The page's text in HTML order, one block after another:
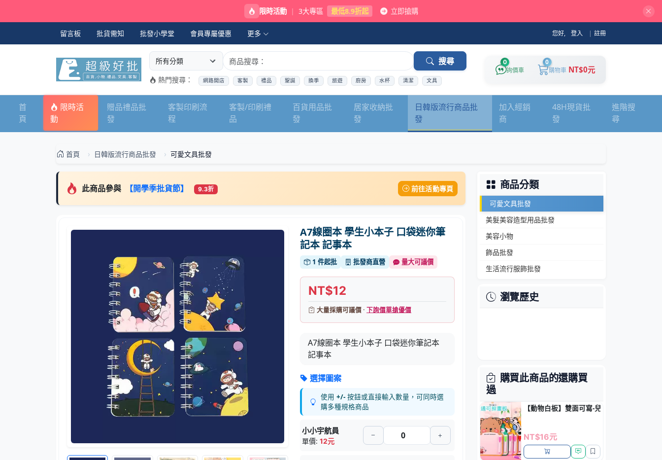
限時活動 | 3大專區 最低8.9折起 立即搶購
留言板 批貨需知 批發小學堂 會員專屬優惠 更多 您好, 登入 | 註冊
選擇商品分類
搜尋商品關鍵字 搜尋
熱門搜尋： 網路開店 客製 禮品 聖誕 換季 旅遊 廚房 水杯 清潔 文具
0
詢價車
0
購物車 NT$0元
首
頁
限時活
動
贈品禮品批
發
客製印刷流
程
客製/印刷禮
品
百貨用品批
發
居家收納批
發
日韓版流行商品批
發
加入經銷
商
48H現貨批
發
進階搜
尋
首頁 日韓版流行商品批發 可愛文具批發
此商品參與 【開學季批貨節】 9.3折 前往活動專頁
A7線圈本 學生小本子 口袋迷你筆
記本 記事本
1 件起批 批發商直營 量大可議價
NT$12
大量採購可議價 ·下詢價單搶優價
A7線圈本 學生小本子 口袋迷你筆記本
記事本
選擇圖案
使用+/- 按鈕或直接輸入數量，可同時選
購多種規格商品
小小宇航員
單價:12元
商品分類
可愛文具批發
美髮美容造型用品批發
美容小物
飾品批發
生活流行服飾批發
瀏覽歷史
購買此商品的還購買
過
【動物白板】雙面可寫-兒童塗鴉學習留言板
NT$16元